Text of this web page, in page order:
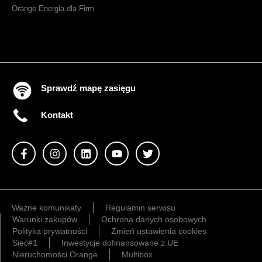
Orange Energia dla Firm
Sprawdź mapę zasięgu
Kontakt
Ważne komunikaty
Regulamin serwisu
Warunki zakupów
Ochrona danych osobowych
Polityka prywatności
Zmień ustawienia cookies
Sieć#1
Inwestycje dofinansowane z UE
Nieruchomości Orange
Multibox